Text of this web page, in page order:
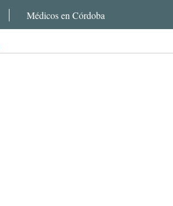
Médicos en Córdoba